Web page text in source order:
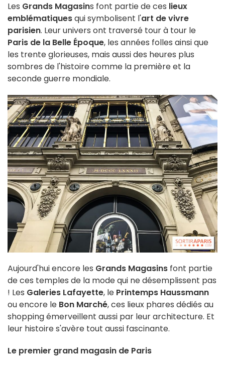
Les Grands Magasins font partie de ces lieux
emblématiquesqui symbolisent l'art de vivre
parisien. Leur univers ont traversé tour à tour le
Paris de la Belle Époque, les années folles ainsi que
les trente glorieuses, mais aussi des heures plus
sombres de l'histoire comme la première et la
seconde guerre mondiale.
Aujourd'hui encore les Grands Magasins font partie
de ces temples de la mode qui ne désemplissent pas
! Les Galeries Lafayette, le Printemps Haussmann
ou encore le Bon Marché, ces lieux phares dédiés au
shopping émerveillent aussi par leur architecture. Et
leur histoire s'avère tout aussi fascinante.
Le premier grand magasin de Paris